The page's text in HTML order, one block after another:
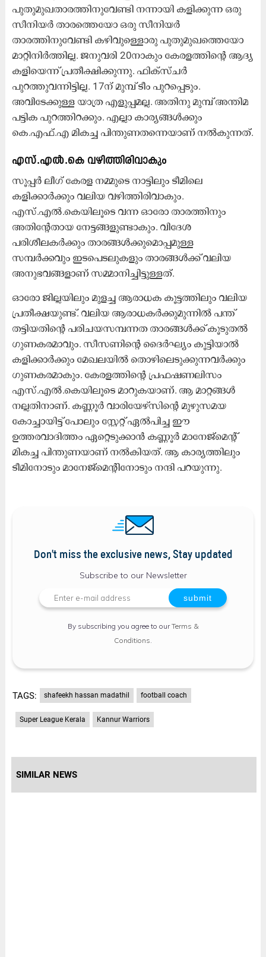
പുതുമുഖതാരത്തിനുവേണ്ടി നന്നായി കളിക്കുന്ന ഒരു
സീനിയർ താരത്തെയോ ഒരു സീനിയർ
താരത്തിനുവേണ്ടി കഴിവുള്ളൊരു പുതുമുഖത്തെയോ
മാറ്റിനിർത്തില്ല. ജനുവരി 20നാകും കേരളത്തിന്റെ ആദ്യ
കളിയെന്ന് പ്രതീക്ഷിക്കുന്നു. ഫിക്സ്ചര്‍
പുറത്തുവന്നിട്ടില്ല. 17ന് മുമ്പ് ടീം പുറപ്പെടും.
അവിടേക്കുള്ള യാത്ര എളുപ്പമല്ല. അതിനു മുമ്പ് അന്തിമ
പട്ടിക പുറത്തിറക്കും. എല്ലാ കാര്യങ്ങൾക്കും
കെ.എഫ്.എ മികച്ച പിന്തുണതന്നെയാണ് നൽകുന്നത്.
എസ്.എൽ.കെ വഴിത്തിരിവാകും
സൂപ്പര്‍ ലീഗ് കേരള നമ്മുടെ നാട്ടിലും ടീമിലെ
കളിക്കാർക്കും വലിയ വഴിത്തിരിവാകും.
എസ്.എൽ.കെയിലൂടെ വന്ന ഓരോ താരത്തിനും
അതിന്‍റേതായ നേട്ടങ്ങളുണ്ടാകും. വിദേശ
പരിശീലകർക്കും താരങ്ങൾക്കുമൊപ്പമുള്ള
സമ്പർക്കവും ഇടപെടലുകളും താരങ്ങൾക്ക് വലിയ
അനുഭവങ്ങളാണ് സമ്മാനിച്ചിട്ടുള്ളത്.
ഓരോ ജില്ലയിലും മുളച്ച ആരാധക കൂട്ടത്തിലും വലിയ
പ്രതീക്ഷയുണ്ട്. വലിയ ആരാധകർക്കുമുന്നിൽ പന്ത്
തട്ടിയതിന്‍റെ പരിചയസമ്പന്നത താരങ്ങൾക്ക് കൂടുതൽ
ഗുണകരമാവും. സീസണിന്റെ ദൈര്‍ഘ്യം കൂട്ടിയാല്‍
കളിക്കാര്‍ക്കും മേഖലയില്‍ തൊഴിലെടുക്കുന്നവര്‍ക്കും
ഗുണകരമാകും. കേരളത്തിന്റെ പ്രഫഷണലിസം
എസ്.എൽ.കെയിലൂടെ മാറുകയാണ്. ആ മാറ്റങ്ങള്‍
നല്ലതിനാണ്. കണ്ണൂർ വാരിയേഴ്സിന്‍റെ മുഴുസമയ
കോച്ചായിട്ട് പോലും സ്റ്റേറ്റ് ഏൽപിച്ച ഈ
ഉത്തരവാദിത്തം ഏറ്റെടുക്കാൻ കണ്ണൂർ മാനേജ്മെന്‍റ്
മികച്ച പിന്തുണയാണ് നൽകിയത്. ആ കാര്യത്തിലും
ടീമിനോടും മാനേജ്മെന്‍റിനോടും നന്ദി പറയുന്നു.
Don't miss the exclusive news, Stay updated
Subscribe to our Newsletter
By subscribing you agree to ourTerms &
Conditions
TAGS: shafeekh hassan madathil football coach
Super League Kerala Kannur Warriors
SIMILAR NEWS